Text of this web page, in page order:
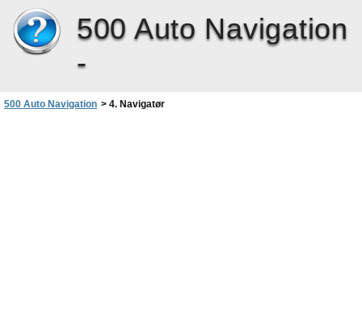
500 Auto Navigation
-
500 Auto Navigation > 4. Navigatør